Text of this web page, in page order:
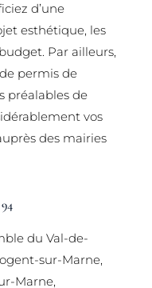
d’une
esthétique, les
Par ailleurs,
permis de
préalables de
vos
des mairies
du Val-de-
sur-Marne,
Marne,